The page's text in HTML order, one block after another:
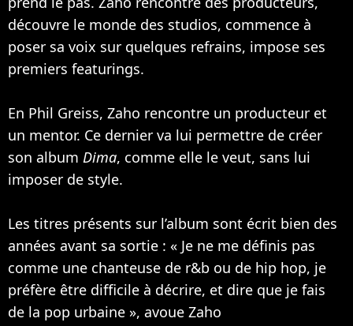
découvre le monde des studios, commence à
poser sa voix sur quelques refrains, impose ses
premiers featurings.
En Phil Greiss, Zaho rencontre un producteur et
un mentor. Ce dernier va lui permettre de créer
son album Dima, comme elle le veut, sans lui
imposer de style.
Les titres présents sur l’album sont écrit bien des
années avant sa sortie : « Je ne me définis pas
comme une chanteuse de r&b ou de hip hop, je
préfère être difficile à décrire, et dire que je fais
de la pop urbaine », avoue Zaho